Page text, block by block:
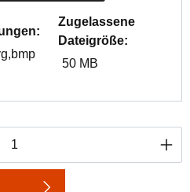
Zugelassene
Dateigröße:
50 MB
den gewünschten